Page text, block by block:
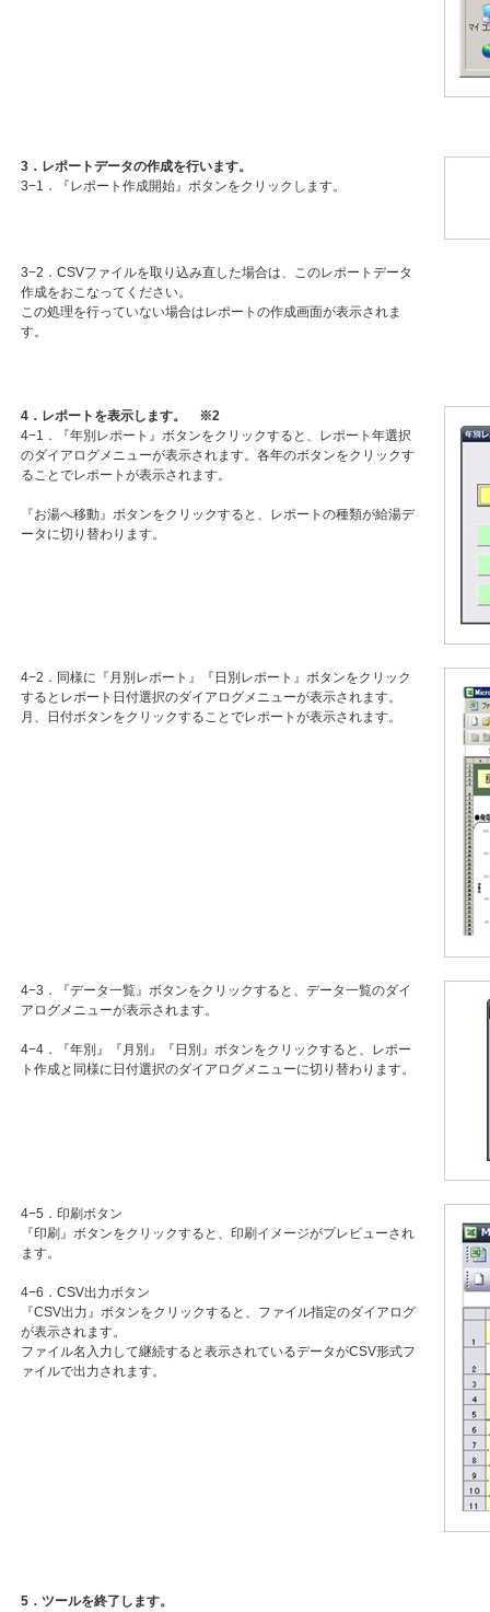
3．レポートデータの作成を行います。
3−1．『レポート作成開始』ボタンをクリックします。
3−2．CSVファイルを取り込み直した場合は、このレポートデータ
作成をおこなってください。
この処理を行っていない場合はレポートの作成画面が表示されま
す。
4．レポートを表示します。 ※2
4−1．『年別レポート』ボタンをクリックすると、レポート年選択
のダイアログメニューが表示されます。各年のボタンをクリックす
ることでレポートが表示されます。
『お湯へ移動』ボタンをクリックすると、レポートの種類が給湯デ
ータに切り替わります。
4−2．同様に『月別レポート』『日別レポート』ボタンをクリック
するとレポート日付選択のダイアログメニューが表示されます。
月、日付ボタンをクリックすることでレポートが表示されます。
4−3．『データ一覧』ボタンをクリックすると、データ一覧のダイ
アログメニューが表示されます。
4−4．『年別』『月別』『日別』ボタンをクリックすると、レポー
ト作成と同様に日付選択のダイアログメニューに切り替わります。
4−5．印刷ボタン
『印刷』ボタンをクリックすると、印刷イメージがプレビューされ
ます。
4−6．CSV出力ボタン
『CSV出力』ボタンをクリックすると、ファイル指定のダイアログ
が表示されます。
ファイル名入力して継続すると表示されているデータがCSV形式フ
ァイルで出力されます。
5．ツールを終了します。